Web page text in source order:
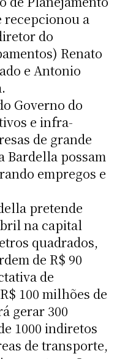
recepcionou a
do
Renato
e Antonio
Governo do
e infra-
de grande
Bardella possam
empregos e
pretende
na capital
quadrados,
de R$ 90
de
100 milhões de
gerar 300
1000 indiretos
de transporte,